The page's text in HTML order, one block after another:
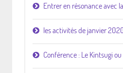
Entrer en résonance avec
les activités de janvier
Conférence : Le Kintsugi